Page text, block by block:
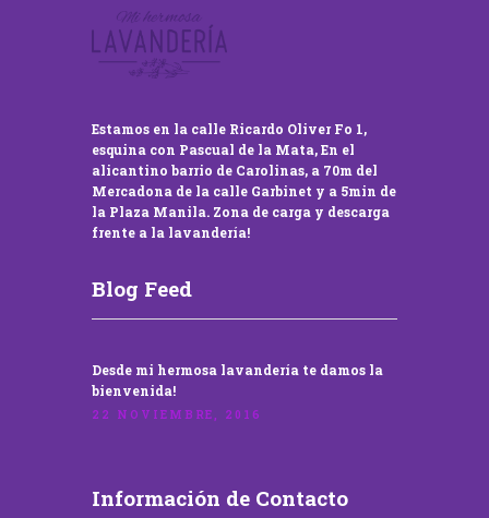
Estamos en la calle Ricardo Oliver Fo 1,
esquina con Pascual de la Mata, En el
alicantino barrio de Carolinas, a 70m del
Mercadona de la calle Garbinet y a 5min de
la Plaza Manila. Zona de carga y descarga
frente a la lavandería!
Blog Feed
Desde mi hermosa lavandería te damos la
bienvenida!
22 NOVIEMBRE, 2016
Información de Contacto